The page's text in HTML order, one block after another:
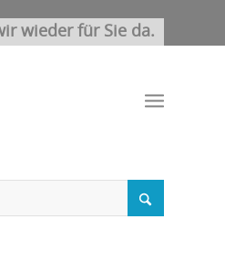
wieder für Sie da.